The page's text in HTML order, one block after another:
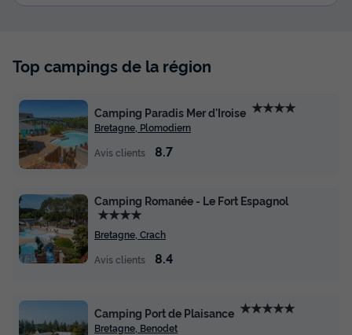
Top campings de la région
Camping Paradis Mer d'Iroise ★★★★
Bretagne, Plomodiern
Avis clients
8.7
Camping Romanée - Le Fort Espagnol
★★★★
Bretagne, Crach
Avis clients
8.4
Camping Port de Plaisance ★★★★★
Bretagne, Benodet